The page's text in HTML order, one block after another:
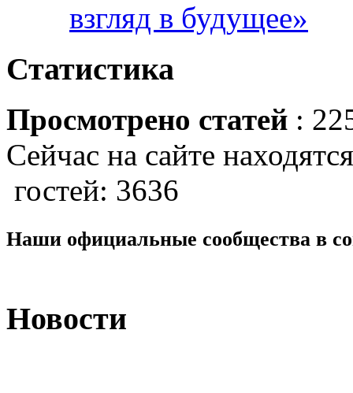
взгляд в будущее»
Статистика
Просмотрено статей :
Сейчас на сайте
гостей: 3636
Наши официальные сообщества в
Новости